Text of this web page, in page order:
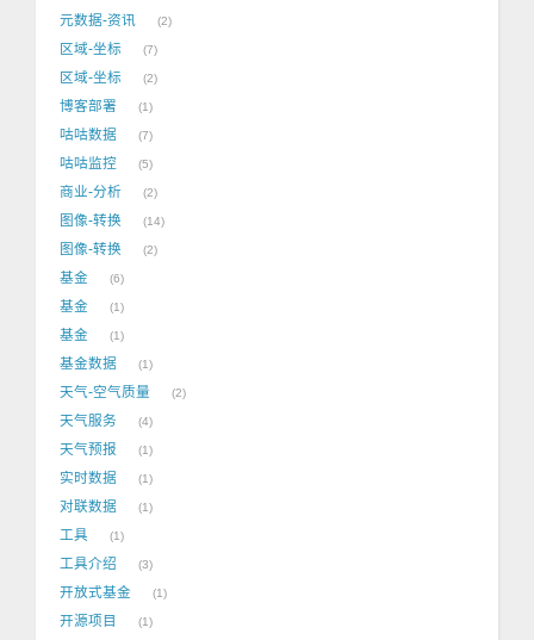
元数据-资讯 2
区域-坐标 7
区域-坐标 2
博客部署 1
咕咕数据 7
咕咕监控 5
商业-分析 2
图像-转换 14
图像-转换 2
基金 6
基金 1
基金 1
基金数据 1
天气-空气质量 2
天气服务 4
天气预报 1
实时数据 1
对联数据 1
工具 1
工具介绍 3
开放式基金 1
开源项目 1